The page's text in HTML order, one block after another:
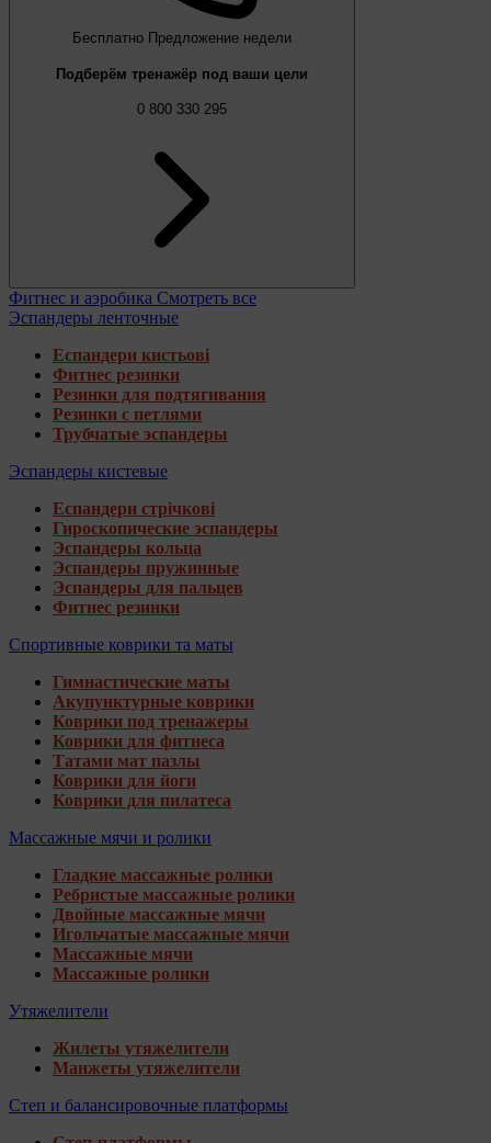
Бесплатно Предложение недели
Подберём тренажёр под ваши цели
0 800 330 295
Фитнес и аэробика Смотреть все
Эспандеры ленточные
Еспандери кистьові
Фитнес резинки
Резинки для подтягивания
Резинки с петлями
Трубчатые эспандеры
Эспандеры кистевые
Еспандери стрічкові
Гироскопические эспандеры
Эспандеры кольца
Эспандеры пружинные
Эспандеры для пальцев
Фитнес резинки
Спортивные коврики та маты
Гимнастические маты
Акупунктурные коврики
Коврики под тренажеры
Коврики для фитнеса
Татами мат пазлы
Коврики для йоги
Коврики для пилатеса
Массажные мячи и ролики
Гладкие массажные ролики
Ребристые массажные ролики
Двойные массажные мячи
Игольчатые массажные мячи
Массажные мячи
Массажные ролики
Утяжелители
Жилеты утяжелители
Манжеты утяжелители
Степ и балансировочные платформы